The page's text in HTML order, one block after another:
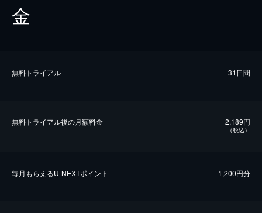
金
無料トライアル 31日間
無料トライアル後の⽉額料金 2,189円
（税込）
毎⽉もらえるU-NEXTポイント 1,200円分